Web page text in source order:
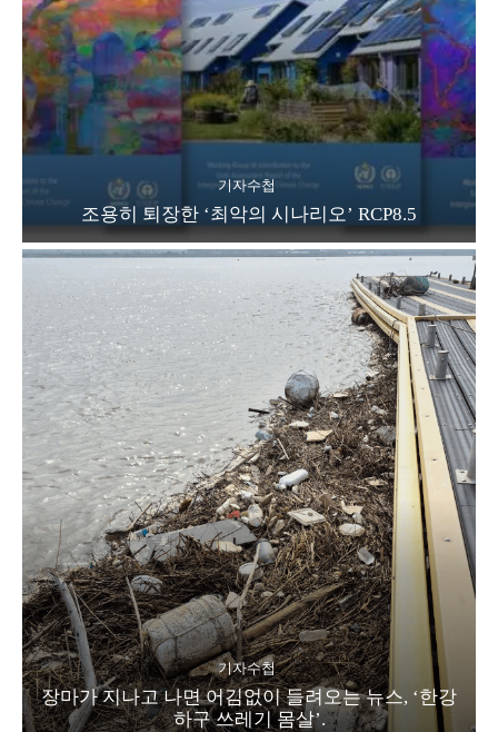
기자수첩
조용히 퇴장한 ‘최악의 시나리오’ RCP8.5
기자수첩
장마가 지나고 나면 어김없이 들려오는 뉴스, ‘한강
하구 쓰레기 몸살’.